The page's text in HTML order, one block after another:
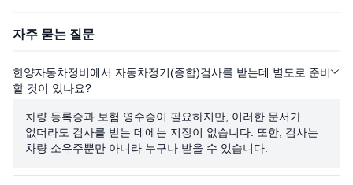
자주 묻는 질문
한양자동차정비에서 자동차정기(종합)검사를 받는데 별도로 준비
할 것이 있나요?
차량 등록증과 보험 영수증이 필요하지만, 이러한 문서가
없더라도 검사를 받는 데에는 지장이 없습니다. 또한, 검사는
차량 소유주뿐만 아니라 누구나 받을 수 있습니다.